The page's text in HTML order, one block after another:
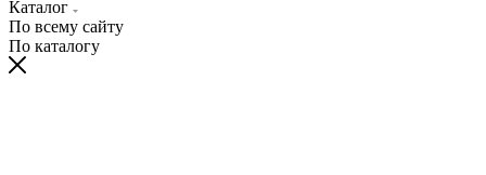
Каталог
По всему сайту
По каталогу